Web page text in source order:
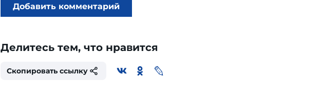
Добавить комментарий
Делитесь тем, что нравится
Скопировать ссылку